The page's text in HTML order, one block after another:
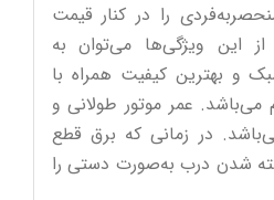
را در کنار قیمت
این ویژگی‌ها می‌توان به
و بهترین کیفیت همراه با
عمر موتور طولانی و
در زمانی که برق قطع
شدن درب به‌صورت دستی را